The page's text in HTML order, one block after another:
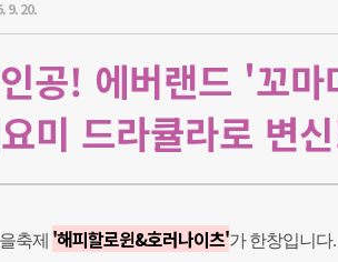
9. 20.
공! 에버랜드 '꼬
미 드라큘라로 변
축제 '해피할로윈&호러나이츠'가 한창입니다.